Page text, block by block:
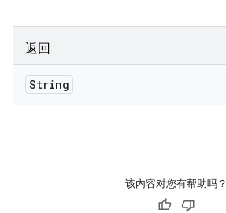
返回
String
该内容对您有帮助吗？